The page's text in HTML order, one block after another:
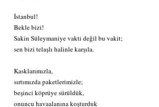
İstanbul!
Bekle bizi!
Sakin Süleymaniye vakti değil bu vakit;
sen bizi telaşlı halinle karşıla.
Kasklarımızla,
sırtımızda paketlerimizle;
beşinci köprüye sürüldük,
onuncu havaalanına koşturduk